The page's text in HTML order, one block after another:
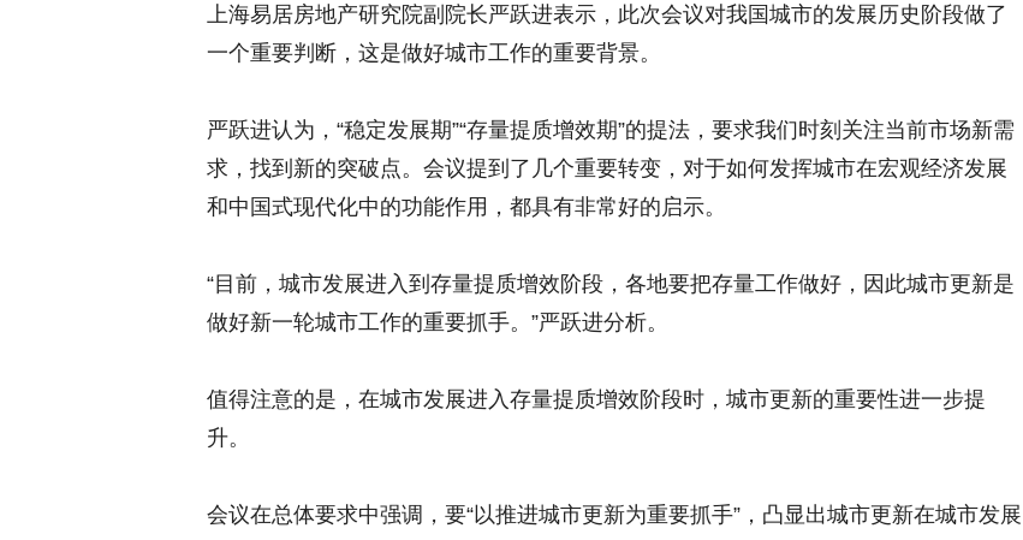
上海易居房地产研究院副院长严跃进表示，此次会议对我国城市的发展历史阶段做了
一个重要判断，这是做好城市工作的重要背景。
严跃进认为，“稳定发展期”“存量提质增效期”的提法，要求我们时刻关注当前市场新需
求，找到新的突破点。会议提到了几个重要转变，对于如何发挥城市在宏观经济发展
和中国式现代化中的功能作用，都具有非常好的启示。
“目前，城市发展进入到存量提质增效阶段，各地要把存量工作做好，因此城市更新是
做好新一轮城市工作的重要抓手。”严跃进分析。
值得注意的是，在城市发展进入存量提质增效阶段时，城市更新的重要性进一步提
升。
会议在总体要求中强调，要“以推进城市更新为重要抓手”，凸显出城市更新在城市发展